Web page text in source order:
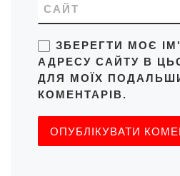
САЙТ
ЗБЕРЕГТИ МОЄ
АДРЕСУ САЙТУ В
ДЛЯ МОЇХ
КОМЕНТАРІВ.